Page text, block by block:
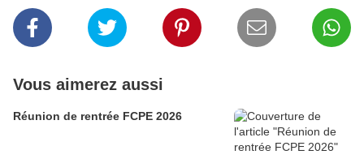
Vous aimerez aussi
Réunion de rentrée FCPE 2026